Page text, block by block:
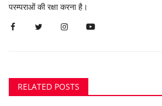
परम्पराओं की रक्षा करना है।
RELATED POSTS